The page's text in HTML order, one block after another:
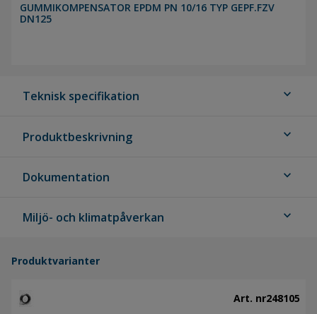
GUMMIKOMPENSATOR EPDM PN 10/16 TYP GEPF.FZV
DN125
Teknisk specifikation expand_more
Produktbeskrivning expand_more
Dokumentation expand_more
Miljö- och klimatpåverkan expand_more
Produktvarianter
Art. nr248105